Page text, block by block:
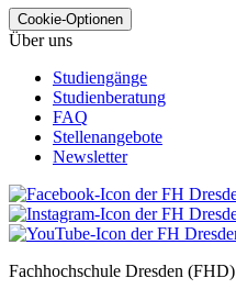
Cookie-Optionen
Über uns
Studiengänge
Studienberatung
FAQ
Stellenangebote
Newsletter
Fachhochschule Dresden (FHD)